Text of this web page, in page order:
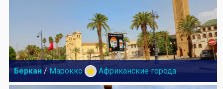
Беркан / Марокко Африканские города